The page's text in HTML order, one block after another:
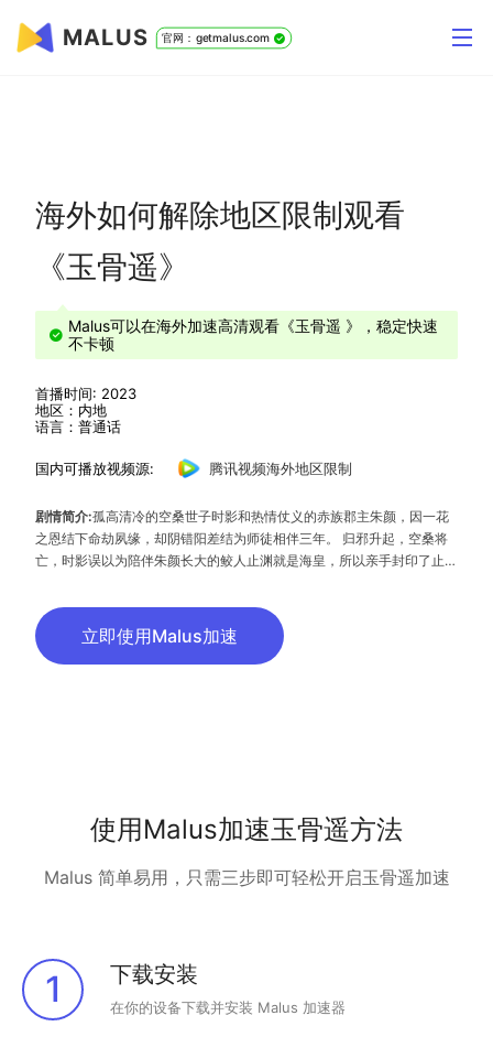
MALUS 官网：getmalus.com
海外如何解除地区限制观看
《玉骨遥》
Malus可以在海外加速高清观看《玉骨遥 》，稳定快速
不卡顿
首播时间: 2023
地区：内地
语言：普通话
国内可播放视频源: 腾讯视频海外地区限制
剧情简介:孤高清冷的空桑世子时影和热情仗义的赤族郡主朱颜，因一花
之恩结下命劫夙缘，却阴错阳差结为师徒相伴三年。 归邪升起，空桑将
亡，时影误以为陪伴朱颜长大的鲛人止渊就是海皇，所以亲手封印了止
就改变了……
立即使用Malus加速
使用Malus加速玉骨遥方法
Malus 简单易用，只需三步即可轻松开启玉骨遥加速
1 下载安装
在你的设备下载并安装 Malus 加速器